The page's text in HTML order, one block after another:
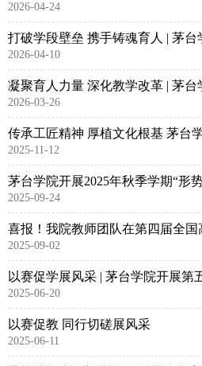
2026-04-24
2026-04-10
2026-03-26
2025-11-12
茅台学院开展2025年秋季学期“形
2025-09-24
2025-09-02
2025-06-20
以赛促教 同行切磋展风采
2025-06-11